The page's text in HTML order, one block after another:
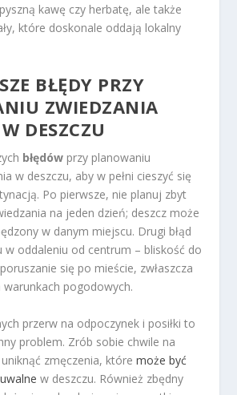
kawę czy herbatę, ale także
które doskonale oddają lokalny
BŁĘDY PRZY
ZWIEDZANIA
DESZCZU
błędów przy planowaniu
w deszczu, aby w pełni cieszyć się
Po pierwsze, nie planuj zbyt
na jeden dzień; deszcz może
w danym miejscu. Drugi błąd
w oddaleniu od centrum – bliskość do
się po mieście, zwłaszcza
pogodowych.
przerw na odpoczynek i posiłki to
problem. Zrób sobie chwile na
zmęczenia, któremoże być
w deszczu. Również zbędny